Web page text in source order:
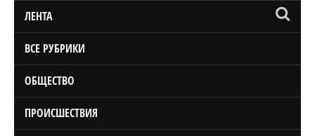
ЛЕНТА
ВСЕ РУБРИКИ
ОБЩЕСТВО
ПРОИСШЕСТВИЯ